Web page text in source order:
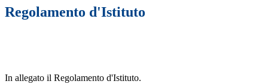
Regolamento d'Istituto
In allegato il Regolamento d'Istituto.